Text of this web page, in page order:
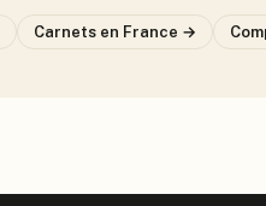
Carnets en France →